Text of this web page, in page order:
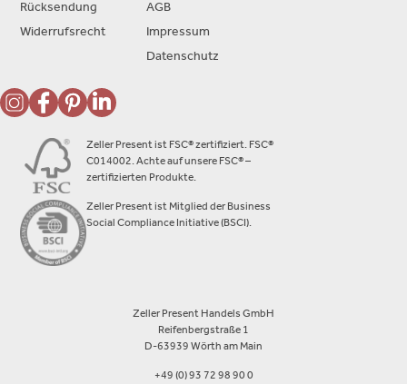
Zeller Present ist FSC® zertifiziert. FSC®
C014002. Achte auf unsere FSC® –
zertifizierten Produkte.
Zeller Present ist Mitglied der Business
Social Compliance Initiative (BSCI).
Zeller Present Handels GmbH
Reifenbergstraße 1
D-63939 Wörth am Main
+49 (0) 93 72 98 90 0
Rücksendung
Widerrufsrecht
AGB
Impressum
Datenschutz